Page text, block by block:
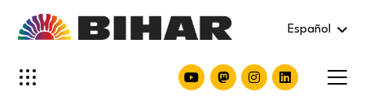
Español